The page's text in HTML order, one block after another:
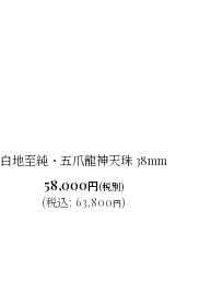
白地至純・五爪龍神天珠 38mm
58,000円(税別)
(税込: 63,800円)